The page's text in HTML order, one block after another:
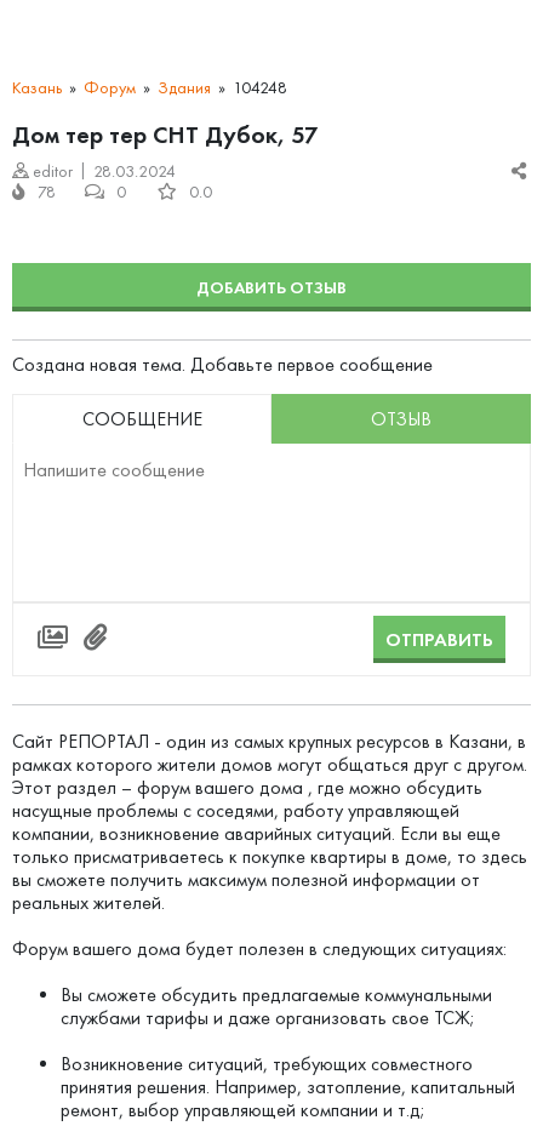
Казань Форум Здания 104248
Дом тер тер СНТ Дубок, 57
editor
28.03.2024
78
0 0.0
ДОБАВИТЬ ОТЗЫВ
Создана новая тема. Добавьте первое сообщение
СООБЩЕНИЕ ОТЗЫВ
ОТПРАВИТЬ
Сайт РЕПОРТАЛ - один из самых крупных ресурсов в Казани, в
рамках которого жители домов могут общаться друг с другом.
Этот раздел – форум вашего дома , где можно обсудить
насущные проблемы с соседями, работу управляющей
компании, возникновение аварийных ситуаций. Если вы еще
только присматриваетесь к покупке квартиры в доме, то здесь
вы сможете получить максимум полезной информации от
реальных жителей.
Форум вашего дома будет полезен в следующих ситуациях:
Вы сможете обсудить предлагаемые коммунальными
службами тарифы и даже организовать свое ТСЖ;
Возникновение ситуаций, требующих совместного
принятия решения. Например, затопление, капитальный
ремонт, выбор управляющей компании и т.д;